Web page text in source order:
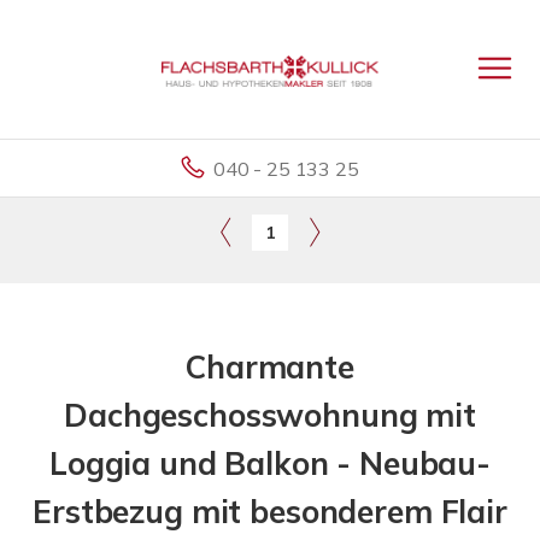
040 - 25 133 25
1
Charmante
Dachgeschosswohnung mit
Loggia und Balkon - Neubau-
Erstbezug mit besonderem Flair